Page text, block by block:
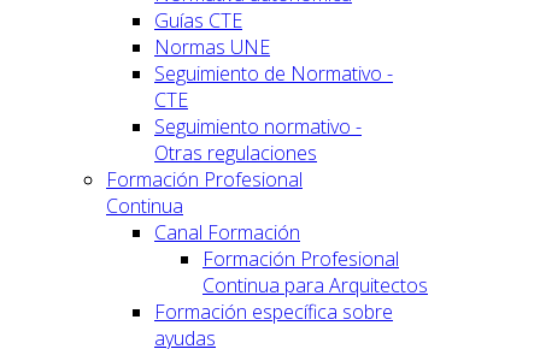
Guías CTE
Normas UNE
Seguimiento de Normativo -
CTE
Seguimiento normativo -
Otras regulaciones
Formación Profesional
Continua
Canal Formación
Formación Profesional
Continua para Arquitectos
Formación específica sobre
ayudas